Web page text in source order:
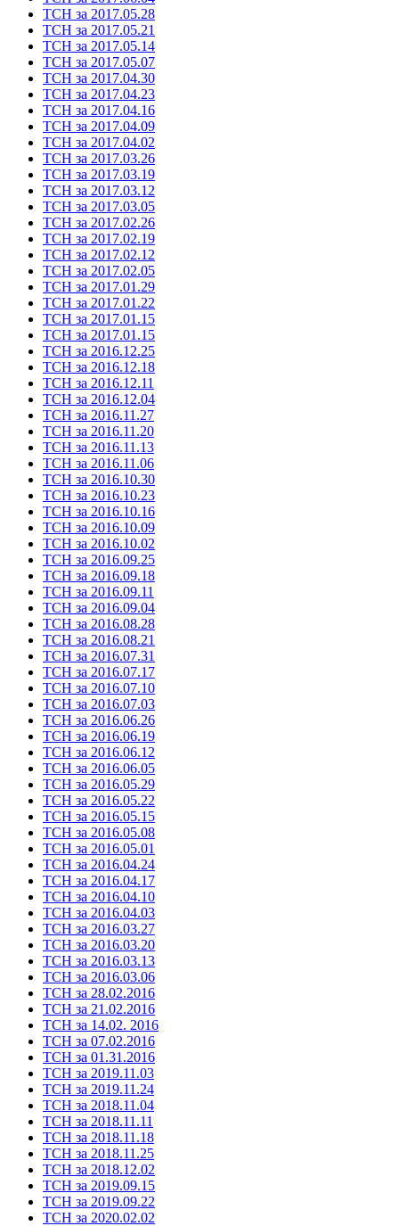
ТСН за 2017.05.28
ТСН за 2017.05.21
ТСН за 2017.05.14
ТСН за 2017.05.07
ТСН за 2017.04.30
ТСН за 2017.04.23
ТСН за 2017.04.16
ТСН за 2017.04.09
ТСН за 2017.04.02
ТСН за 2017.03.26
ТСН за 2017.03.19
ТСН за 2017.03.12
ТСН за 2017.03.05
ТСН за 2017.02.26
ТСН за 2017.02.19
ТСН за 2017.02.12
ТСН за 2017.02.05
ТСН за 2017.01.29
ТСН за 2017.01.22
ТСН за 2017.01.15
ТСН за 2017.01.15
ТСН за 2016.12.25
ТСН за 2016.12.18
ТСН за 2016.12.11
ТСН за 2016.12.04
ТСН за 2016.11.27
ТСН за 2016.11.20
ТСН за 2016.11.13
ТСН за 2016.11.06
ТСН за 2016.10.30
ТСН за 2016.10.23
ТСН за 2016.10.16
ТСН за 2016.10.09
ТСН за 2016.10.02
ТСН за 2016.09.25
ТСН за 2016.09.18
ТСН за 2016.09.11
ТСН за 2016.09.04
ТСН за 2016.08.28
ТСН за 2016.08.21
ТСН за 2016.07.31
ТСН за 2016.07.17
ТСН за 2016.07.10
ТСН за 2016.07.03
ТСН за 2016.06.26
ТСН за 2016.06.19
ТСН за 2016.06.12
ТСН за 2016.06.05
ТСН за 2016.05.29
ТСН за 2016.05.22
ТСН за 2016.05.15
ТСН за 2016.05.08
ТСН за 2016.05.01
ТСН за 2016.04.24
ТСН за 2016.04.17
ТСН за 2016.04.10
ТСН за 2016.04.03
ТСН за 2016.03.27
ТСН за 2016.03.20
ТСН за 2016.03.13
ТСН за 2016.03.06
ТСН за 28.02.2016
ТСН за 21.02.2016
ТСН за 14.02. 2016
ТСН за 07.02.2016
ТСН за 01.31.2016
ТСН за 2019.11.03
ТСН за 2019.11.24
ТСН за 2018.11.04
ТСН за 2018.11.11
ТСН за 2018.11.18
ТСН за 2018.11.25
ТСН за 2018.12.02
ТСН за 2019.09.15
ТСН за 2019.09.22
ТСН за 2020.02.02